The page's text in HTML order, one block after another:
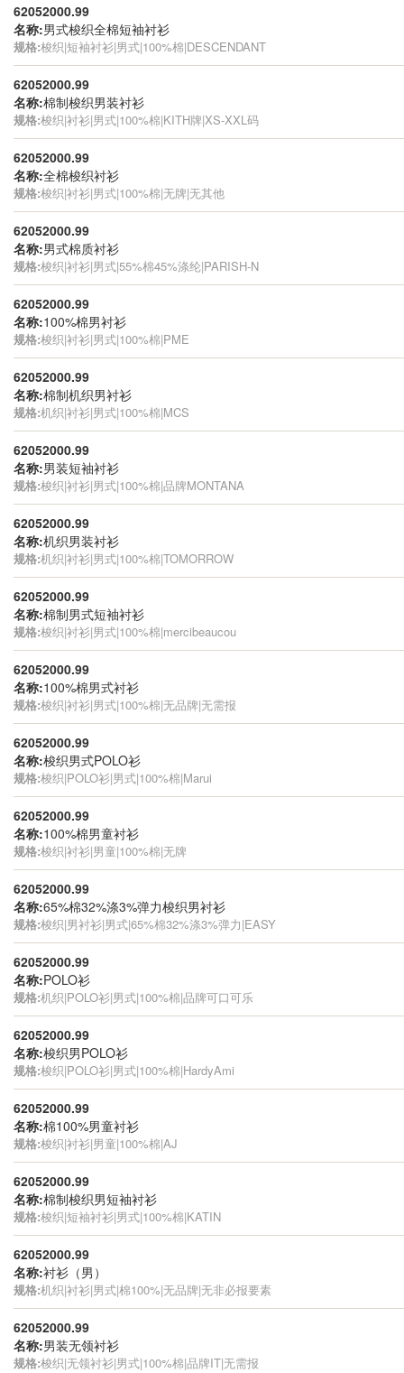
62052000.99
名称:男式梭织全棉短袖衬衫
规格:梭织|短袖衬衫|男式|100%棉|DESCENDANT
62052000.99
名称:棉制梭织男装衬衫
规格:梭织|衬衫|男式|100%棉|KITH牌|XS-XXL码
62052000.99
名称:全棉梭织衬衫
规格:梭织|衬衫|男式|100%棉|无牌|无其他
62052000.99
名称:男式棉质衬衫
规格:梭织|衬衫|男式|55%棉45%涤纶|PARISH-N
62052000.99
名称:100%棉男衬衫
规格:梭织|衬衫|男式|100%棉|PME
62052000.99
名称:棉制机织男衬衫
规格:机织|衬衫|男式|100%棉|MCS
62052000.99
名称:男装短袖衬衫
规格:梭织|衬衫|男式|100%棉|品牌MONTANA
62052000.99
名称:机织男装衬衫
规格:机织|衬衫|男式|100%棉|TOMORROW
62052000.99
名称:棉制男式短袖衬衫
规格:梭织|衬衫|男式|100%棉|mercibeaucou
62052000.99
名称:100%棉男式衬衫
规格:梭织|衬衫|男式|100%棉|无品牌|无需报
62052000.99
名称:梭织男式POLO衫
规格:梭织|POLO衫|男式|100%棉|Marui
62052000.99
名称:100%棉男童衬衫
规格:梭织|衬衫|男童|100%棉|无牌
62052000.99
名称:65%棉32%涤3%弹力梭织男衬衫
规格:梭织|男衬衫|男式|65%棉32%涤3%弹力|EASY
62052000.99
名称:POLO衫
规格:机织|POLO衫|男式|100%棉|品牌可口可乐
62052000.99
名称:梭织男POLO衫
规格:梭织|POLO衫|男式|100%棉|HardyAmi
62052000.99
名称:棉100%男童衬衫
规格:梭织|衬衫|男童|100%棉|AJ
62052000.99
名称:棉制梭织男短袖衬衫
规格:梭织|短袖衬衫|男式|100%棉|KATIN
62052000.99
名称:衬衫（男）
规格:机织|衬衫|男式|棉100%|无品牌|无非必报要素
62052000.99
名称:男装无领衬衫
规格:梭织|无领衬衫|男式|100%棉|品牌IT|无需报